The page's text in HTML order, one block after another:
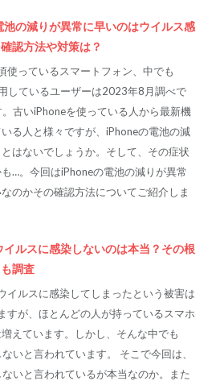
の減りが異常に早いのはウイルス感
認方法や対策は？
使っているスマートフォン、中でも
しているユーザーは2023年8月調べで
古いiPhoneを使っている人から最新機
る人と様々ですが、iPhoneの電池の減
はないでしょうか。そして、その症状
…。今回はiPhoneの電池の減りが異常
のかその確認方法についてご紹介しま
ルスに感染しないのは本当？その根
調査
イルスに感染してしまったという被害は
すが、ほとんどの人が持っているスマホ
えています。しかし、そんな中でも
いと言われています。 そこで今回は、
いと言われているが本当なのか。また